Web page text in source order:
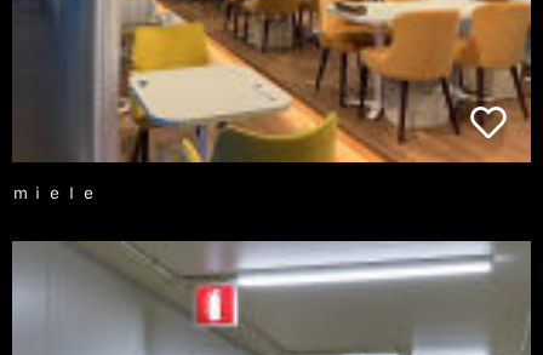
ｍｉｅｌｅ